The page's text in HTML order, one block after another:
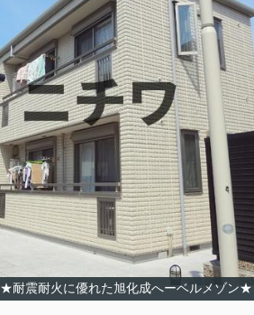
★耐震耐火に優れた旭化成へーベルメゾン★